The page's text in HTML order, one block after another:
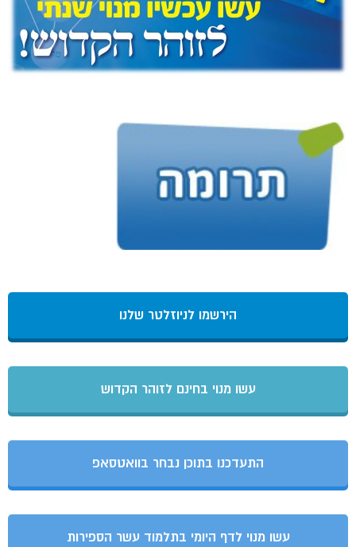
הירשמו לניוזלטר שלנו
עשו מנוי בחינם לזוהר הקדוש
התעדכנו בתוכן נבחר בוואטסאפ
עשו מנוי לדף היומי בתלמוד עשר הספירות